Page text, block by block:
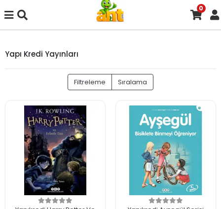
0
Yapı Kredi Yayınları
Filtreleme Sıralama